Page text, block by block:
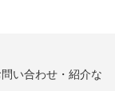
い合わせ・紹介な